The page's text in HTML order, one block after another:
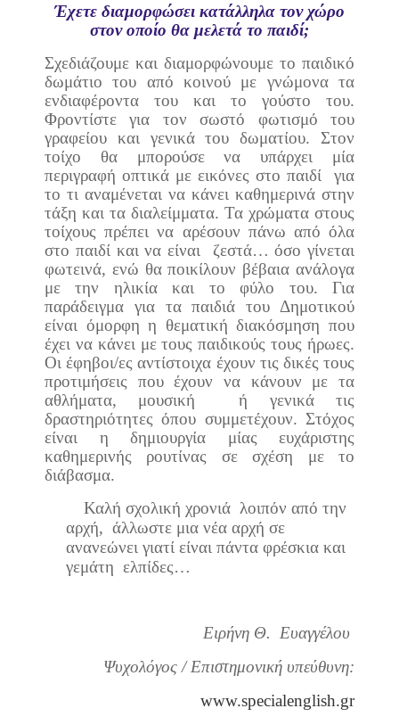
Έχετε διαμορφώσει κατάλληλα τον χώρο
στον οποίο θα μελετά το παιδί;
Σχεδιάζουμε και διαμορφώνουμε το παιδικό
δωμάτιο του από κοινού με γνώμονα τα
ενδιαφέροντα του και το γούστο του.
Φροντίστε για τον σωστό φωτισμό του
γραφείου και γενικά του δωματίου. Στον
τοίχο θα μπορούσε να υπάρχει μία
περιγραφή οπτικά με εικόνες στο παιδί
για
το τι αναμένεται να κάνει καθημερινά στην
τάξη και τα διαλείμματα. Τα χρώματα στους
τοίχους πρέπει να αρέσουν πάνω από όλα
στο παιδί και να είναι
ζεστά… όσο γίνεται
φωτεινά, ενώ θα ποικίλουν βέβαια ανάλογα
με την ηλικία και το φύλο του. Για
παράδειγμα για τα παιδιά του Δημοτικού
είναι όμορφη η θεματική διακόσμηση που
έχει να κάνει με τους παιδικούς τους ήρωες.
Οι έφηβοι/ες αντίστοιχα έχουν τις δικές τους
προτιμήσεις που έχουν να κάνουν με τα
αθλήματα, μουσική
ή γενικά τις
δραστηριότητες όπου συμμετέχουν. Στόχος
είναι η δημιουργία μίας ευχάριστης
καθημερινής ρουτίνας σε σχέση με το
διάβασμα.
Καλή σχολική χρονιά λοιπόν από την
αρχή, άλλωστε μια νέα αρχή σε
ανανεώνει γιατί είναι πάντα φρέσκια και
γεμάτη ελπίδες…
Ειρήνη Θ.
Ευαγγέλου
Ψυχολόγος / Επιστημονική υπεύθυνη:
www.specialenglish.gr